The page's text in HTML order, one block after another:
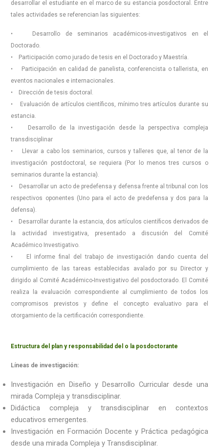
desarrollar el estudiante en el marco de su estancia posdoctoral. Entre
tales actividades se referencian las siguientes:
• Desarrollo de seminarios académicos-investigativos en el
Doctorado.
• Participación como jurado de tesis en el Doctorado y Maestría.
• Participación en calidad de panelista, conferencista o tallerista, en
eventos nacionales e internacionales.
• Dirección de tesis doctoral.
• Evaluación de artículos científicos, mínimo tres artículos durante su
estancia.
• Desarrollo de la investigación desde la perspectiva compleja
transdisciplinar
• Llevar a cabo los seminarios, cursos y talleres que, al tenor de la
investigación postdoctoral, se requiera (Por lo menos tres cursos o
seminarios durante la estancia).
• Desarrollar un acto de predefensa y defensa frente al tribunal con los
respectivos oponentes (Uno para el acto de predefensa y dos para la
defensa).
• Desarrollar durante la estancia, dos artículos científicos derivados de
la actividad investigativa, presentado a discusión del Comité
Académico Investigativo.
• El informe final del trabajo de investigación dando cuenta del
cumplimiento de las tareas establecidas avalado por su Director y
dirigido al Comité Académico-Investigativo del posdoctorado. El Comité
realiza la evaluación correspondiente al cumplimiento de todos los
compromisos previstos y define el concepto evaluativo para el
otorgamiento de la certificación correspondiente.
Estructura del plan y responsabilidad del o la posdoctorante
Líneas de investigación:
Investigación en Diseño y Desarrollo Curricular desde una
mirada Compleja y transdisciplinar.
Didáctica compleja y transdisciplinar en contextos
educativos emergentes.
Investigación en Formación Docente y Práctica pedagógica
desde una mirada Compleja y Transdisciplinar.